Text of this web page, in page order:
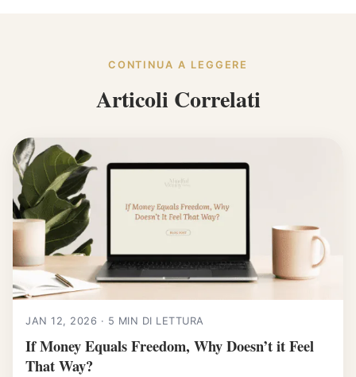
CONTINUA A LEGGERE
Articoli Correlati
JAN 12, 2026 · 5 MIN DI LETTURA
If Money Equals Freedom, Why Doesn’t it Feel
That Way?